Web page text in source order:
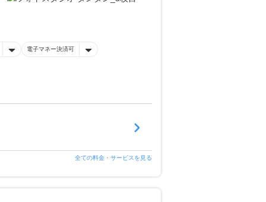
電子マネー決済可
全ての料金・サービスを見る